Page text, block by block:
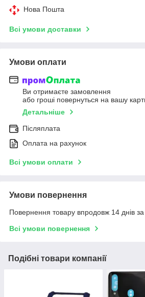
Нова Пошта
Всі умови доставки
Умови оплати
Ви отримаєте замовлення
або гроші повернуться на вашу
Детальніше
Післяплата
Оплата на рахунок
Всі умови оплати
Умови повернення
Повернення товару впродовж 14 днів
Всі умови повернення
Подібні товари компанії